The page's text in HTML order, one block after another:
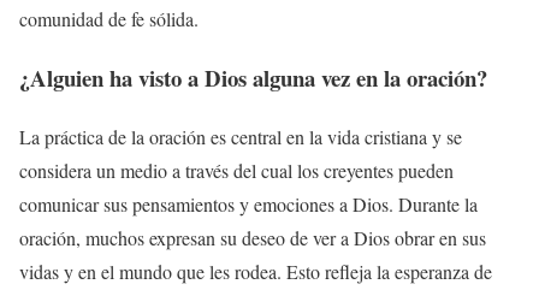
comunidad de fe sólida.
¿Alguien ha visto a Dios alguna vez en la oración?
La práctica de la oración es central en la vida cristiana y se
considera un medio a través del cual los creyentes pueden
comunicar sus pensamientos y emociones a Dios. Durante la
oración, muchos expresan su deseo de ver a Dios obrar en sus
vidas y en el mundo que les rodea. Esto refleja la esperanza de